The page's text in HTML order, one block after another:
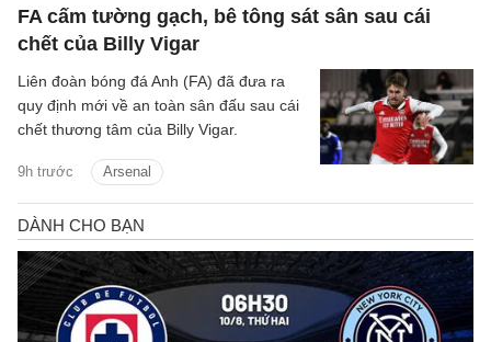
FA cấm tường gạch, bê tông sát sân sau cái
chết của Billy Vigar
9h trước Arsenal
Liên đoàn bóng đá Anh (FA) đã đưa ra
quy định mới về an toàn sân đấu sau cái
chết thương tâm của Billy Vigar.